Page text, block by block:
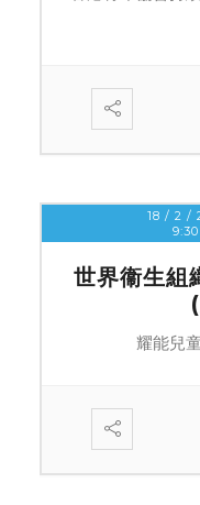
18 / 2 /
世界衞生組
耀能兒